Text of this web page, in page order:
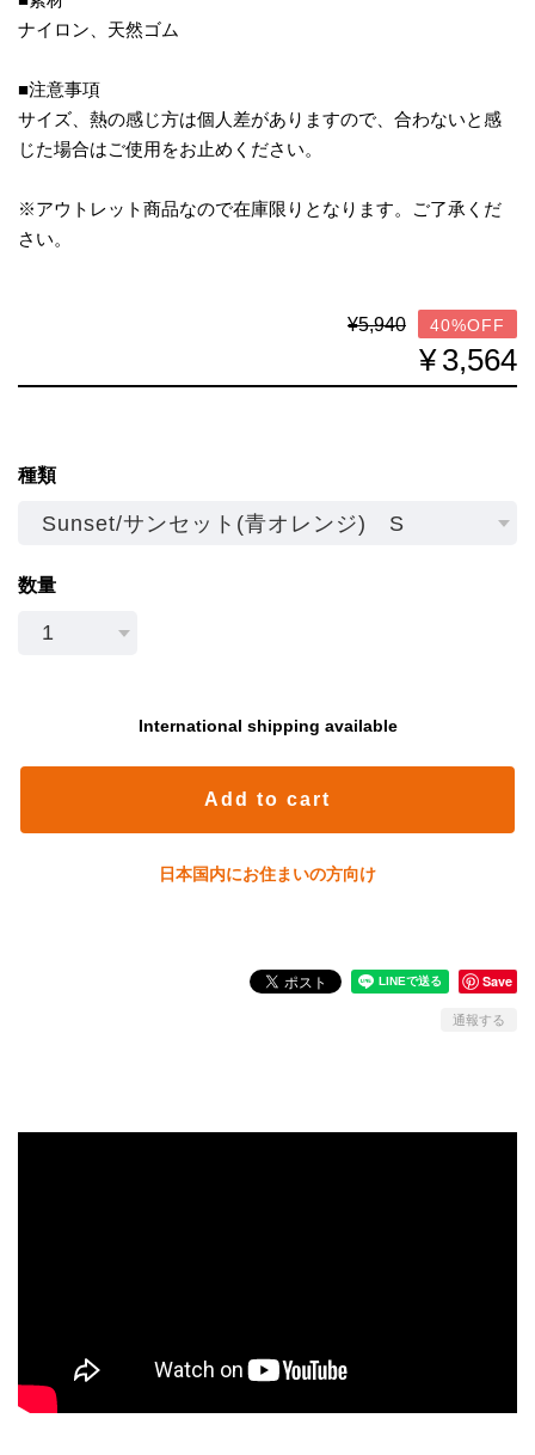
ナイロン、天然ゴム
■注意事項
サイズ、熱の感じ方は個人差がありますので、合わないと感
じた場合はご使用をお止めください。
※アウトレット商品なので在庫限りとなります。ご了承くだ
さい。
¥5,940 40%OFF
¥3,564
種類
数量
International shipping available
Add to cart
日本国内にお住まいの方向け
Save
通報する